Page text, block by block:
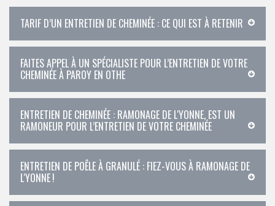
TARIF D’UN ENTRETIEN DE CHEMINÉE : CE QUI EST À RETENIR
FAITES APPEL À UN SPÉCIALISTE POUR L’ENTRETIEN DE VOTRE
CHEMINÉE À PAROY EN OTHE
ENTRETIEN DE CHEMINÉE : RAMONAGE DE L'YONNE, EST UN
RAMONEUR POUR L’ENTRETIEN DE VOTRE CHEMINÉE
ENTRETIEN DE POÊLE À GRANULÉ : FIEZ-VOUS À RAMONAGE DE
L'YONNE !